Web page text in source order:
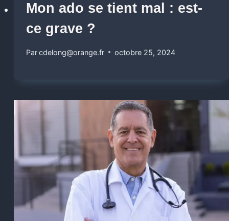
Mon ado se tient mal : est-
ce grave ?
Parcdelong@orange.fr octobre 25, 2024